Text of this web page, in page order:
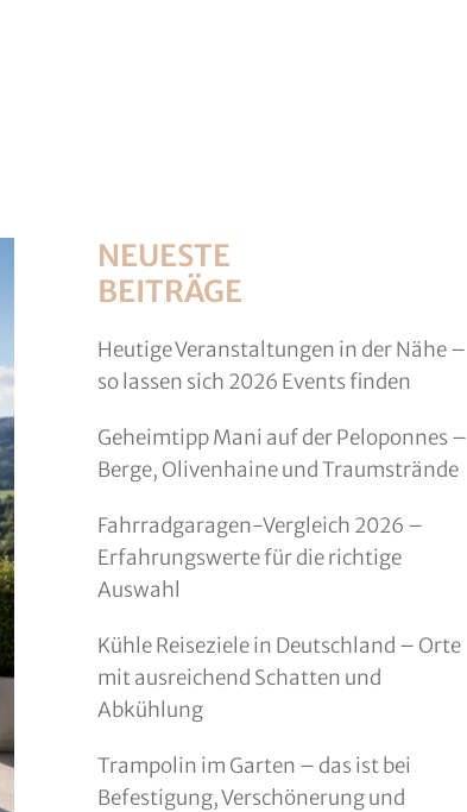
NEUESTE
BEITRÄGE
Heutige Veranstaltungen in der Nähe –
so lassen sich 2026 Events finden
Geheimtipp Mani auf der Peloponnes –
Berge, Olivenhaine und Traumstrände
Fahrradgaragen-Vergleich 2026 –
Erfahrungswerte für die richtige
Auswahl
Kühle Reiseziele in Deutschland – Orte
mit ausreichend Schatten und
Abkühlung
Trampolin im Garten – das ist bei
Befestigung, Verschönerung und